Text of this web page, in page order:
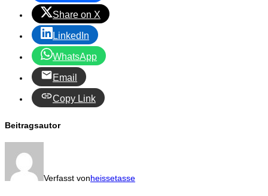
Share on X
LinkedIn
WhatsApp
Email
Copy Link
Beitragsautor
Verfasst vonheissetasse